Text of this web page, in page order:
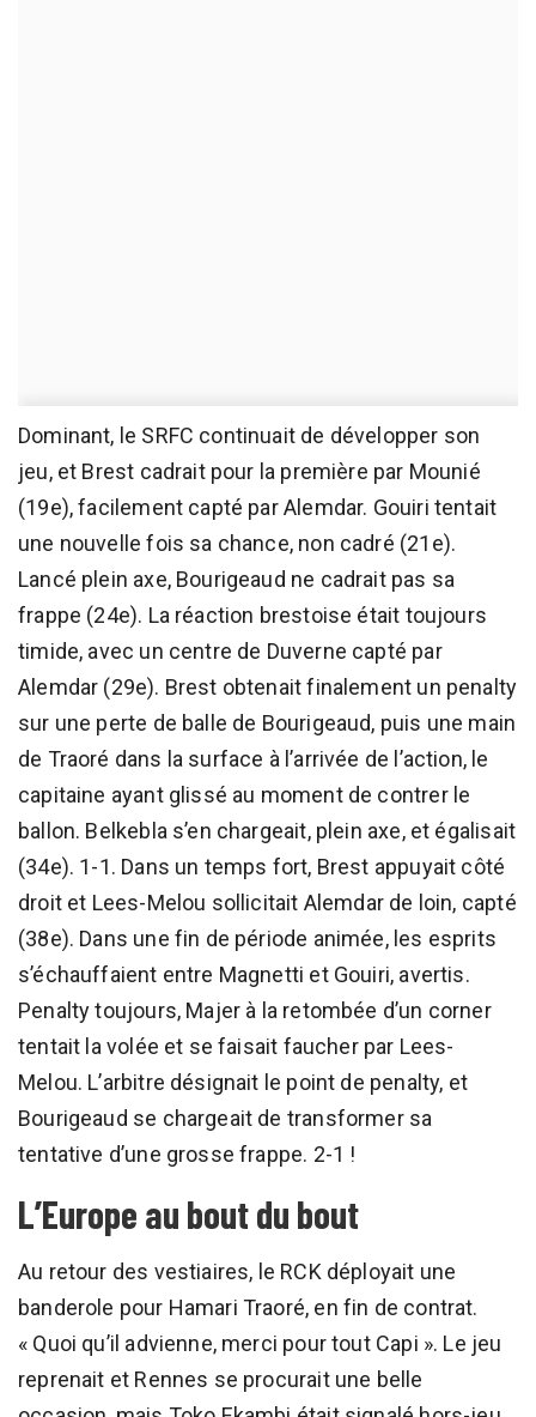
Dominant, le SRFC continuait de développer son
jeu, et Brest cadrait pour la première par Mounié
(19e), facilement capté par Alemdar. Gouiri tentait
une nouvelle fois sa chance, non cadré (21e).
Lancé plein axe, Bourigeaud ne cadrait pas sa
frappe (24e). La réaction brestoise était toujours
timide, avec un centre de Duverne capté par
Alemdar (29e). Brest obtenait finalement un penalty
sur une perte de balle de Bourigeaud, puis une main
de Traoré dans la surface à l’arrivée de l’action, le
capitaine ayant glissé au moment de contrer le
ballon. Belkebla s’en chargeait, plein axe, et égalisait
(34e). 1-1. Dans un temps fort, Brest appuyait côté
droit et Lees-Melou sollicitait Alemdar de loin, capté
(38e). Dans une fin de période animée, les esprits
s’échauffaient entre Magnetti et Gouiri, avertis.
Penalty toujours, Majer à la retombée d’un corner
tentait la volée et se faisait faucher par Lees-
Melou. L’arbitre désignait le point de penalty, et
Bourigeaud se chargeait de transformer sa
tentative d’une grosse frappe. 2-1 !
L’Europe au bout du bout
Au retour des vestiaires, le RCK déployait une
banderole pour Hamari Traoré, en fin de contrat.
« Quoi qu’il advienne, merci pour tout Capi ». Le jeu
reprenait et Rennes se procurait une belle